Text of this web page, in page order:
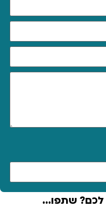
שתפו...